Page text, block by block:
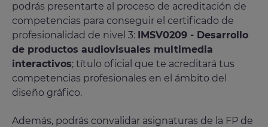
podrás presentarte al proceso de acreditación de
competencias para conseguir el certificado de
profesionalidad de nivel 3: IMSV0209 - Desarrollo
de productos audiovisuales multimedia
interactivos; título oficial que te acreditará tus
competencias profesionales en el ámbito del
diseño gráfico.
Además, podrás convalidar asignaturas de la FP de